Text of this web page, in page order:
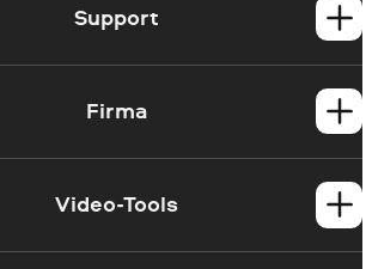
Support
bei Testversionen
Firma
Video-Tools